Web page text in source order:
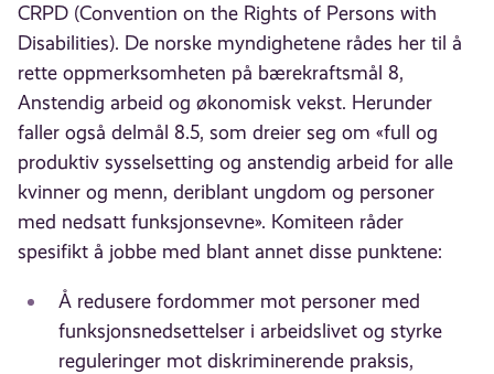
CRPD (Convention on the Rights of Persons with
Disabilities). De norske myndighetene rådes her til å
rette oppmerksomheten på bærekraftsmål 8,
Anstendig arbeid og økonomisk vekst. Herunder
faller også delmål 8.5, som dreier seg om «full og
produktiv sysselsetting og anstendig arbeid for alle
kvinner og menn, deriblant ungdom og personer
med nedsatt funksjonsevne». Komiteen råder
spesifikt å jobbe med blant annet disse punktene:
Å redusere fordommer mot personer med
funksjonsnedsettelser i arbeidslivet og styrke
reguleringer mot diskriminerende praksis,